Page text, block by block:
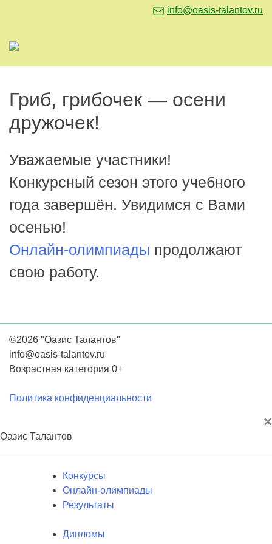
info@oasis-talantov.ru
Гриб, грибочек — осени
дружочек!
Уважаемые участники!
Конкурсный сезон этого учебного
года завершён. Увидимся с Вами
осенью!
Онлайн-олимпиады продолжают
свою работу.
©2026 "Оазис Талантов"
info@oasis-talantov.ru
Возрастная категория 0+
Политика конфиденциальности
×
Оазис Талантов
Конкурсы
Онлайн-олимпиады
Результаты
Дипломы